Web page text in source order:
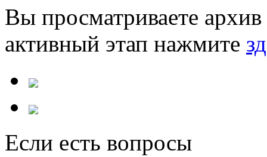
Вы просматриваете
активный этап нажмите
Если есть вопросы